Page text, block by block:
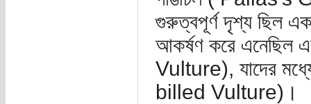
গুরুত্বপূর্ণ দৃশ্য ছিল
আকর্ষণ করে
Vulture), যাদের
billed Vulture)।